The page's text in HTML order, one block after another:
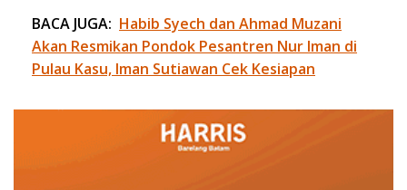
BACA JUGA: Habib Syech dan Ahmad Muzani
Akan Resmikan Pondok Pesantren Nur Iman di
Pulau Kasu, Iman Sutiawan Cek Kesiapan